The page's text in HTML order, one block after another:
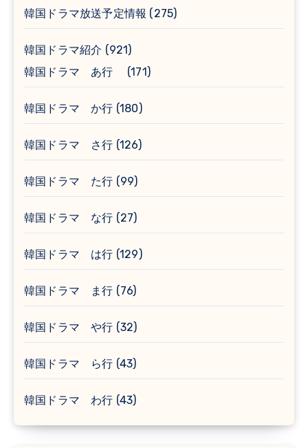
韓国ドラマ放送予定情報 (275)
韓国ドラマ紹介 (921)
韓国ドラマ あ行
(171)
韓国ドラマ か行 (180)
韓国ドラマ さ行 (126)
韓国ドラマ た行 (99)
韓国ドラマ な行 (27)
韓国ドラマ は行 (129)
韓国ドラマ ま行 (76)
韓国ドラマ や行 (32)
韓国ドラマ ら行 (43)
韓国ドラマ わ行 (43)